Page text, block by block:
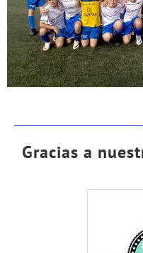
Gracias a